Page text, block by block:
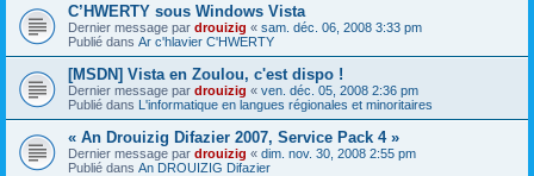
C’HWERTY sous Windows Vista
Dernier message par drouizig « sam. déc. 06, 2008 3:33 pm
Publié dans Ar c'hlavier C'HWERTY
[MSDN] Vista en Zoulou, c'est dispo !
Dernier message par drouizig « ven. déc. 05, 2008 2:36 pm
Publié dans L'informatique en langues régionales et minoritaires
« An Drouizig Difazier 2007, Service Pack 4 »
Dernier message par drouizig « dim. nov. 30, 2008 2:55 pm
Publié dans An DROUIZIG Difazier